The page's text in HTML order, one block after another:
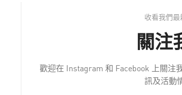
收看我們最
關注
歡迎在 Instagram 和 Facebook 上關注
訊及活動